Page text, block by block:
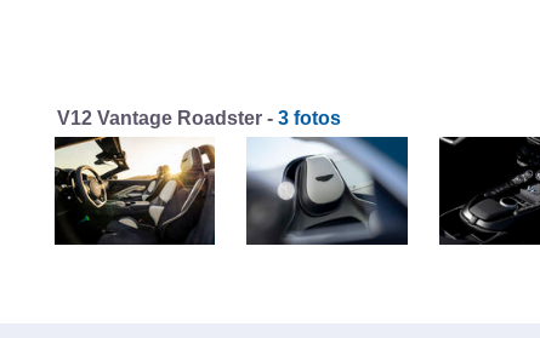
V12 Vantage Roadster - 3 fotos